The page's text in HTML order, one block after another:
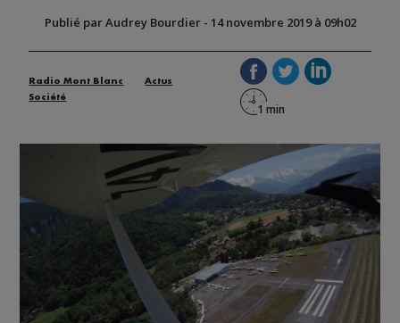
Publié par Audrey Bourdier- 14 novembre 2019 à 09h02
Radio Mont Blanc
Actus
Société